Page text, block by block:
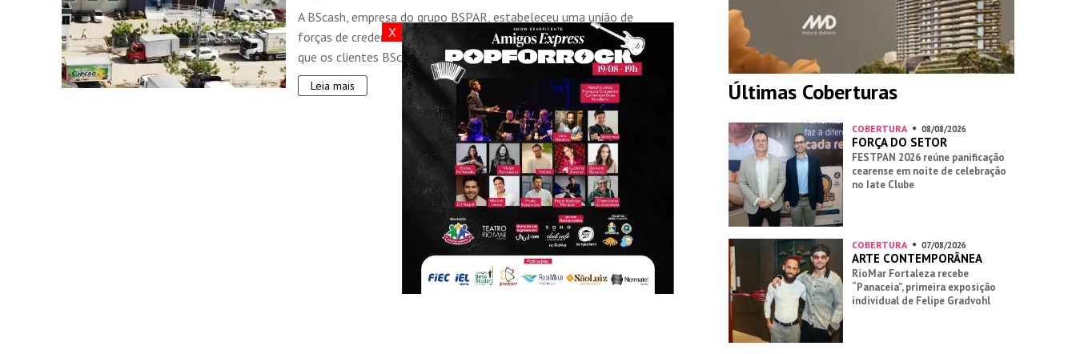
A BScash, empresa do grupo BSPAR, estabeleceu uma união de
forças de credenciamento com a Rede Uniforça, o que vai permitir
que os clientes BScash ...
Leia mais Últimas Coberturas
COBERTURA 08/08/2026
FORÇA DO SETOR
FESTPAN 2026 reúne panificação
cearense em noite de celebração
no Iate Clube
COBERTURA 07/08/2026
ARTE CONTEMPORÂNEA
RioMar Fortaleza recebe
“Panaceia”, primeira exposição
individual de Felipe Gradvohl
X